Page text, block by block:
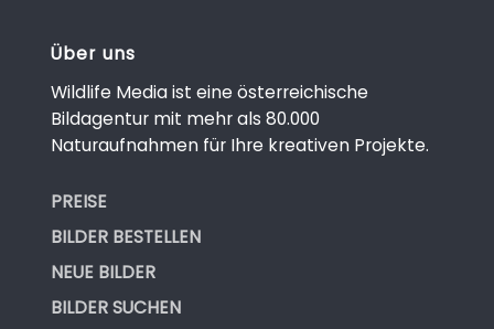
Über uns
Wildlife Media ist eine österreichische
Bildagentur mit mehr als 80.000
Naturaufnahmen für Ihre kreativen Projekte.
PREISE
BILDER BESTELLEN
NEUE BILDER
BILDER SUCHEN